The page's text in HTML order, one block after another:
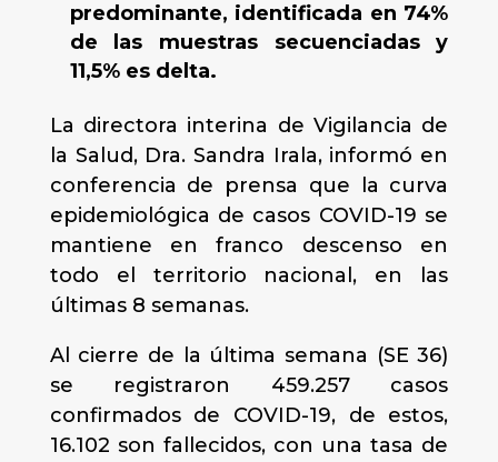
predominante, identificada en 74%
de las muestras secuenciadas y
11,5% es delta.
La directora interina de Vigilancia de
la Salud, Dra. Sandra Irala, informó en
conferencia de prensa que la curva
epidemiológica de casos COVID-19 se
mantiene en franco descenso en
todo el territorio nacional, en las
últimas 8 semanas.
Al cierre de la última semana (SE 36)
se registraron 459.257 casos
confirmados de COVID-19, de estos,
16.102 son fallecidos, con una tasa de